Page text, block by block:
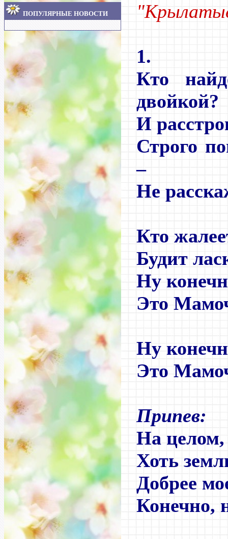
ПОПУЛЯРНЫЕ НОВОСТИ
1.
Кто
двойкой?
И
Строго
–
Не
Кто
Будит
Ну
Это
Ну
Это
Припев:
На целом,
Хоть
Добрее
Конечно,